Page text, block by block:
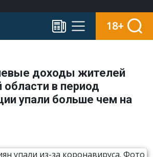
18+
доходы жителей
области в период
упали больше чем на